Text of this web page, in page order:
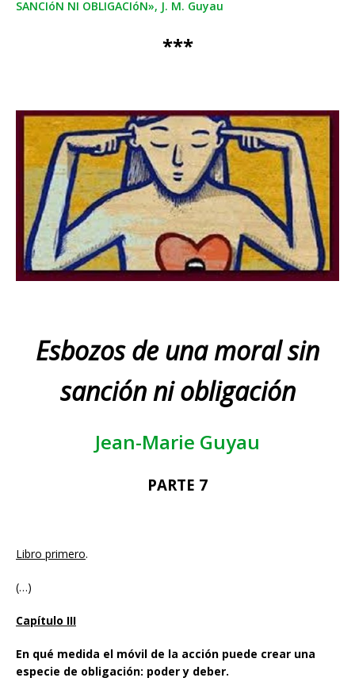
SANCIóN NI OBLIGACIóN», J. M. Guyau
***
Esbozos de una moral sin
sanción ni obligación
Jean-Marie Guyau
PARTE 7
Libro primero.
(…)
Capítulo III
En qué medida el móvil de la acción puede crear una
especie de obligación: poder y deber.